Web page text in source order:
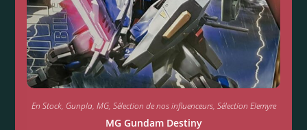
En Stock, Gunpla, MG, Sélection de nos influenceurs, Sélection Elemyre
MG Gundam Destiny